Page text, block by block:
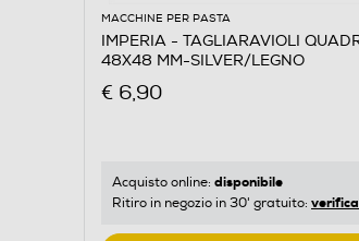
MACCHINE PER PASTA
IMPERIA - TAGLIARAVIOLI QUADRO
48X48 MM-SILVER/LEGNO
€ 6,90
Acquisto online: disponibile
Ritiro in negozio in 30' gratuito: verifica